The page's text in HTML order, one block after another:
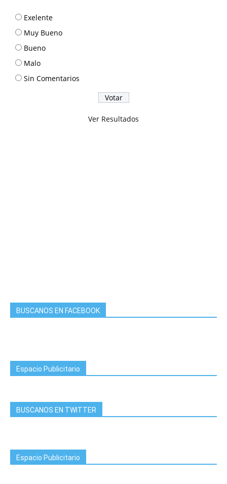
Exelente
Muy Bueno
Bueno
Malo
Sin Comentarios
Ver Resultados
BUSCANOS EN FACEBOOK
Espacio Publicitario
BUSCANOS EN TWITTER
Espacio Publicitario